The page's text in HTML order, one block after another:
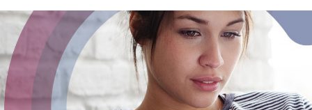
účtu
košíka